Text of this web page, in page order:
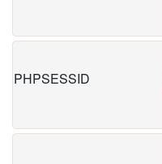
PHPSESSID